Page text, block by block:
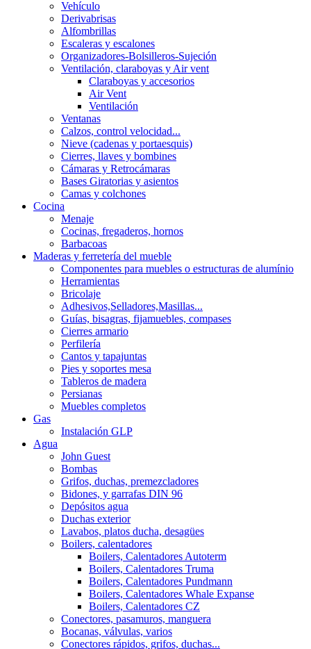
Vehículo
Derivabrisas
Alfombrillas
Escaleras y escalones
Organizadores-Bolsilleros-Sujeción
Ventilación, claraboyas y Air vent
Claraboyas y accesorios
Air Vent
Ventilación
Ventanas
Calzos, control velocidad...
Nieve (cadenas y portaesquis)
Cierres, llaves y bombines
Cámaras y Retrocámaras
Bases Giratorias y asientos
Camas y colchones
Cocina
Menaje
Cocinas, fregaderos, hornos
Barbacoas
Maderas y ferretería del mueble
Componentes para muebles o estructuras de alumínio
Herramientas
Bricolaje
Adhesivos,Selladores,Masillas...
Guías, bisagras, fijamuebles, compases
Cierres armario
Perfilería
Cantos y tapajuntas
Pies y soportes mesa
Tableros de madera
Persianas
Muebles completos
Gas
Instalación GLP
Agua
John Guest
Bombas
Grifos, duchas, premezcladores
Bidones, y garrafas DIN 96
Depósitos agua
Duchas exterior
Lavabos, platos ducha, desagües
Boilers, calentadores
Boilers, Calentadores Autoterm
Boilers, Calentadores Truma
Boilers, Calentadores Pundmann
Boilers, Calentadores Whale Expanse
Boilers, Calentadores CZ
Conectores, pasamuros, manguera
Bocanas, válvulas, varios
Conectores rápidos, grifos, duchas...